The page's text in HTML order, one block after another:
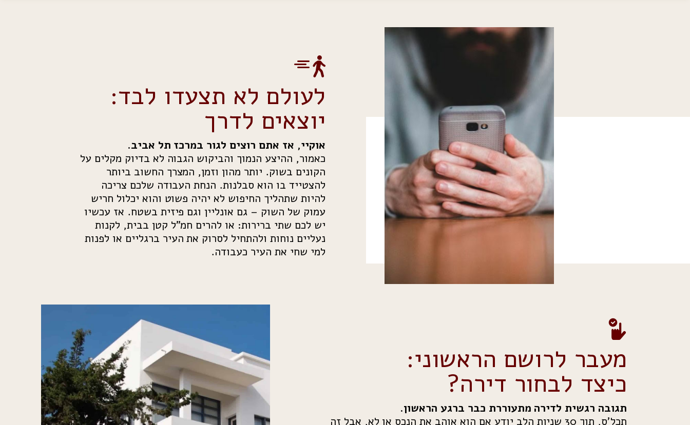
לעולם לא תצעדו לבד:
יוצאים לדרך
אוקיי, אז אתם רוצים לגור במרכז תל אביב.
כאמור, ההיצע הנמוך והביקוש הגבוה לא בדיוק מקלים על
הקונים בשוק. יותר מהון וזמן, המצרך החשוב ביותר
להצטייד בו הוא סבלנות. הנחת העבודה שלכם צריכה
להיות שתהליך החיפוש לא יהיה פשוט והוא יכלול חריש
עמוק של השוק – גם אונליין וגם פיזית בשטח. אז עכשיו
יש לכם שתי ברירות: או להרים חמ”ל קטן בבית, לקנות
נעליים נוחות ולהתחיל לסרוק את העיר ברגליים או לפנות
למי שחי את העיר כעבודה.
מעבר לרושם הראשוני:
כיצד לבחור דירה?
תגובה רגשית לדירה מתעוררת כבר ברגע הראשון.
תכל’ס, תוך 30 שניות הלב יודע אם הוא אוהב את הנכס או לא, אבל זה